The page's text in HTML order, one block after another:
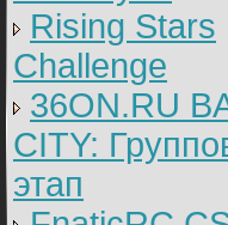
Rising Stars
Challenge
36ON.RU
CITY:
этап